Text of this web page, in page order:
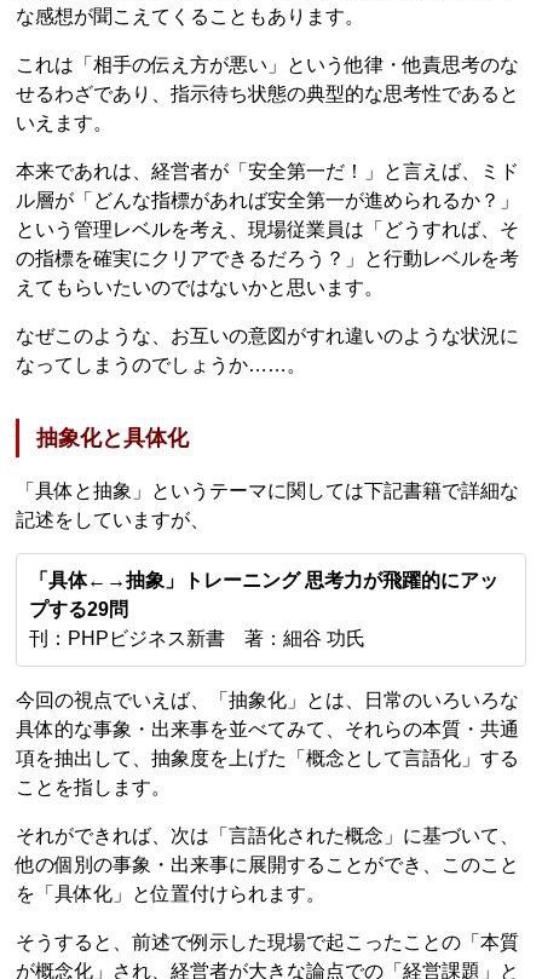
な感想が聞こえてくることもあります。
これは「相手の伝え方が悪い」という他律・他責思考のな
せるわざであり、指示待ち状態の典型的な思考性であると
いえます。
本来であれは、経営者が「安全第一だ！」と言えば、ミド
ル層が「どんな指標があれば安全第一が進められるか？」
という管理レベルを考え、現場従業員は「どうすれば、そ
の指標を確実にクリアできるだろう？」と行動レベルを考
えてもらいたいのではないかと思います。
なぜこのような、お互いの意図がすれ違いのような状況に
なってしまうのでしょうか……。
抽象化と具体化
「具体と抽象」というテーマに関しては下記書籍で詳細な
記述をしていますが、
「具体←→抽象」トレーニング 思考力が飛躍的にアッ
プする29問
刊：PHPビジネス新書 著：細谷 功氏
今回の視点でいえば、「抽象化」とは、日常のいろいろな
具体的な事象・出来事を並べてみて、それらの本質・共通
項を抽出して、抽象度を上げた「概念として言語化」する
ことを指します。
それができれば、次は「言語化された概念」に基づいて、
他の個別の事象・出来事に展開することができ、このこと
を「具体化」と位置付けられます。
そうすると、前述で例示した現場で起こったことの「本質
が概念化」され、経営者が大きな論点での「経営課題」と